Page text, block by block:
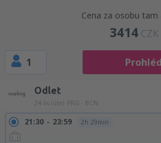
Cena za osobu tam
3414 CZK
1
Odlet
24 lis (úte) PRG - BCN
21:30 23:59 2h 29min